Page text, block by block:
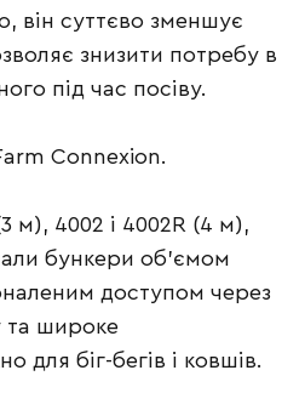
він суттєво зменшує
знизити потребу в
під час посіву.
Connexion.
м), 4002 і 4002R (4 м),
бункери об’ємом
доступом через
та широке
для біг-бегів і ковшів.